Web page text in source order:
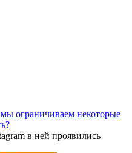
ограничиваем некоторые
в ней проявились